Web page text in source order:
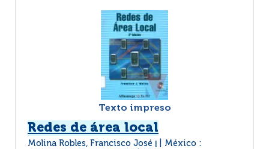
Texto impreso
Redes de área local
Molina Robles, Francisco José
México :